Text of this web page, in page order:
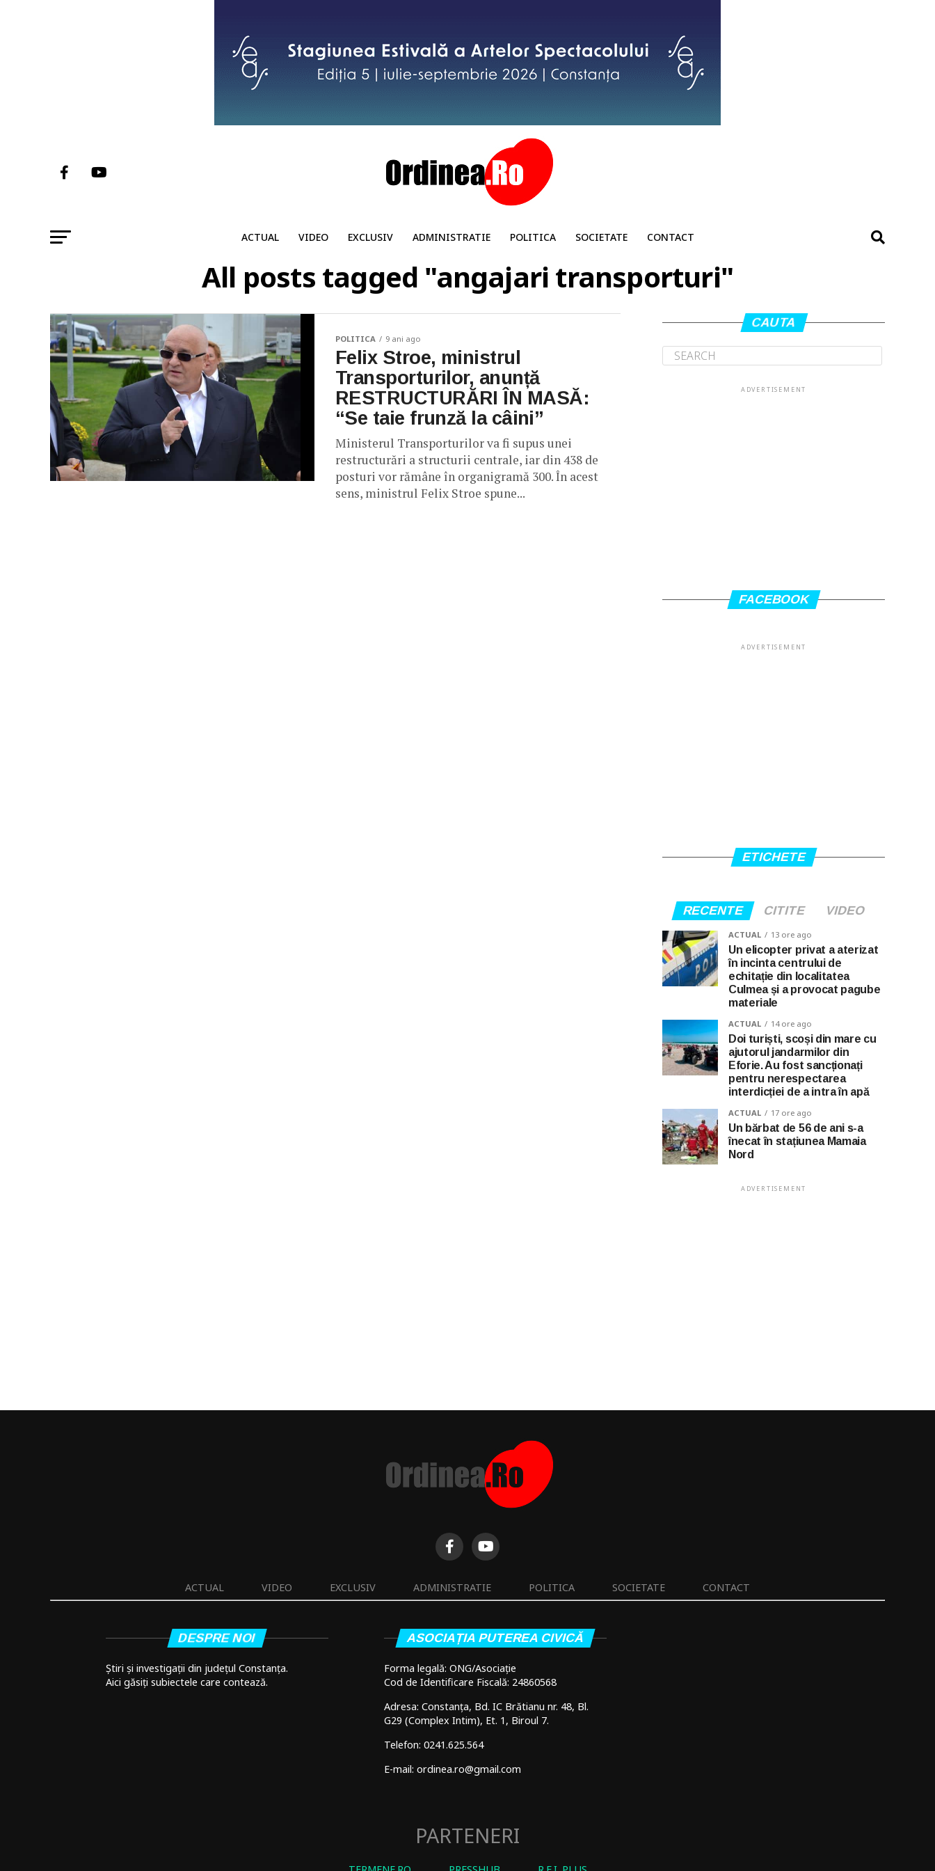
ACTUAL VIDEO EXCLUSIV ADMINISTRATIE POLITICA SOCIETATE CONTACT
All posts tagged "angajari transporturi"
POLITICA 9 ani ago
Felix Stroe, ministrul
Transporturilor, anunță
RESTRUCTURĂRI ÎN MASĂ:
“Se taie frunză la câini”
Ministerul Transporturilor va fi supus unei
restructurări a structurii centrale, iar din 438 de
posturi vor rămâne în organigramă 300. În acest
sens, ministrul Felix Stroe spune...
CAUTA
ADVERTISEMENT
FACEBOOK
ADVERTISEMENT
ETICHETE
RECENTE CITITE VIDEO
ACTUAL 13 ore ago
Un elicopter privat a aterizat
în incinta centrului de
echitație din localitatea
Culmea și a provocat pagube
materiale
ACTUAL 14 ore ago
Doi turiști, scoși din mare cu
ajutorul jandarmilor din
Eforie. Au fost sancționați
pentru nerespectarea
interdicției de a intra în apă
ACTUAL 17 ore ago
Un bărbat de 56 de ani s-a
înecat în stațiunea Mamaia
Nord
ADVERTISEMENT
ACTUAL VIDEO EXCLUSIV ADMINISTRATIE POLITICA SOCIETATE CONTACT
DESPRE NOI
Știri și investigații din județul Constanța.
Aici găsiți subiectele care contează.
ASOCIAȚIA PUTEREA CIVICĂ
Forma legală: ONG/Asociație
Cod de Identificare Fiscală: 24860568
Adresa: Constanța, Bd. IC Brătianu nr. 48, Bl.
G29 (Complex Intim), Et. 1, Biroul 7.
Telefon: 0241.625.564
E-mail: ordinea.ro@gmail.com
PARTENERI